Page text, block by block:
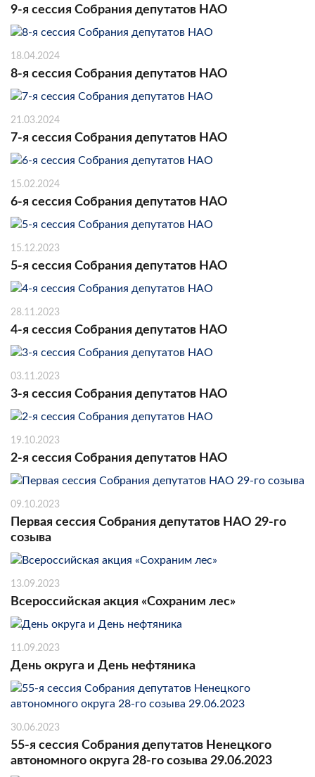
9-я сессия Собрания депутатов НАО
18.04.2024
8-я сессия Собрания депутатов НАО
21.03.2024
7-я сессия Собрания депутатов НАО
15.02.2024
6-я сессия Собрания депутатов НАО
15.12.2023
5-я сессия Собрания депутатов НАО
28.11.2023
4-я сессия Собрания депутатов НАО
03.11.2023
3-я сессия Собрания депутатов НАО
19.10.2023
2-я сессия Собрания депутатов НАО
09.10.2023
Первая сессия Собрания депутатов НАО 29-го
созыва
13.09.2023
Всероссийская акция «Сохраним лес»
11.09.2023
День округа и День нефтяника
30.06.2023
55-я сессия Собрания депутатов Ненецкого
автономного округа 28-го созыва 29.06.2023